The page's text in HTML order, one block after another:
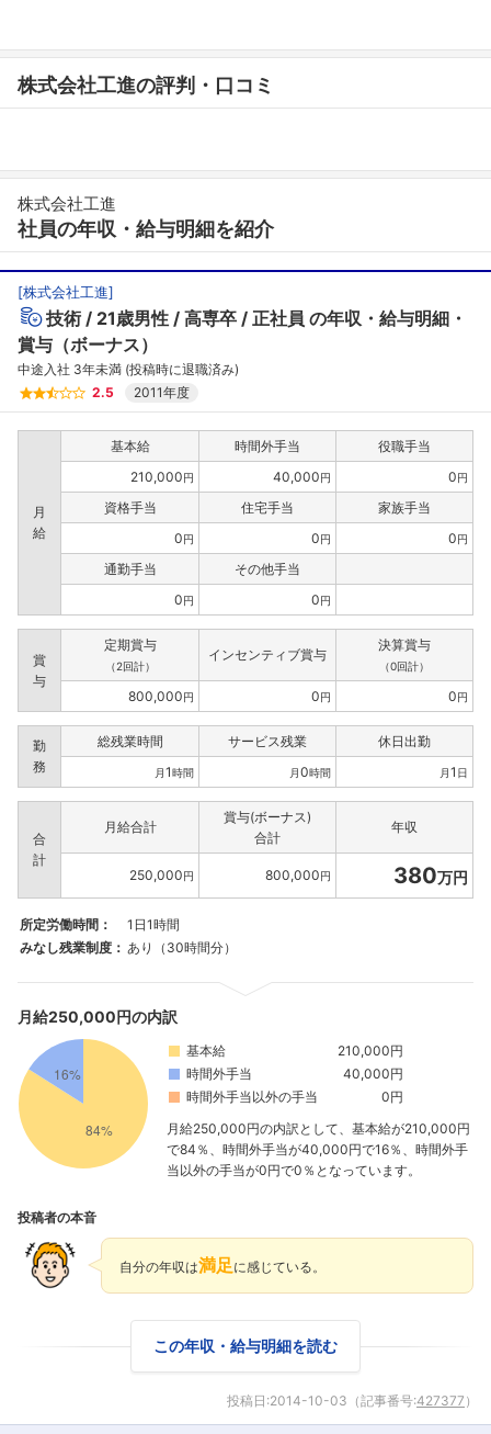
株式会社工進の評判・口コミ
株式会社工進
社員の年収・給与明細を紹介
[株式会社工進]
技術 21歳男性 高専卒 正社員 の年収・給与明細・
賞与（ボーナス）
中途入社 3年未満 (投稿時に退職済み)
2.5
2011年度
月
給
基本給 時間外手当
役職手当
210,000円 40,000円 0円
資格手当 住宅手当
家族手当
0円 0円 0円
通勤手当
その他手当
0円 0円
賞
与
定期賞与
（2回計）
インセンティブ賞与
決算賞与
（0回計）
800,000円 0円 0円
勤
務
総残業時間 サービス残業 休日出勤
月1時間 月0時間 月1 日
合
計
月給合計
賞与(ボーナス)
合計
年収
250,000円 800,000円 380万円
所定労働時間：
1日1時間
みなし残業制度： あり（30時間分）
月給250,000円の内訳
基本給
210,000円
時間外手当
40,000円
時間外手当以外の手当
0円
月給250,000円の内訳として、基本給が210,000円
で84％、時間外手当が40,000円で16％、時間外手
当以外の手当が0円で0％となっています。
投稿者の本音
自分の年収は満足 に感じている。
この年収・給与明細を読む
投稿日:2014-10-03 （記事番号:427377 ）